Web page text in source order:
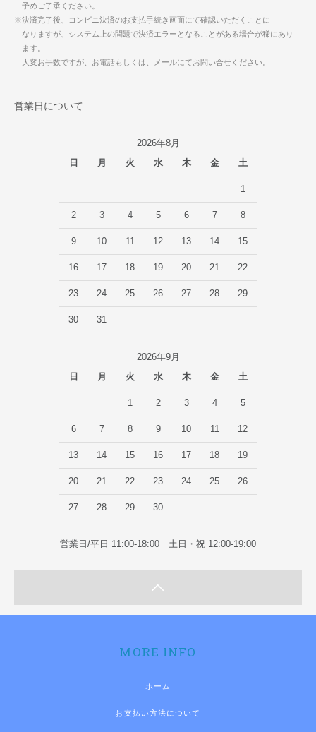
予めご了承ください。
※決済完了後、コンビニ決済のお支払手続き画面にて確認いただくことに
なりますが、システム上の問題で決済エラーとなることがある場合が稀にあり
ます。
大変お手数ですが、お電話もしくは、メールにてお問い合せください。
営業日について
2026年8月
日
月 火 水 木 金 土
1
2 3 4 5 6 7 8
9 10 11 12 13 14 15
16 17 18 19 20 21 22
23 24 25 26 27 28 29
30 31
2026年9月
日
月 火 水 木 金 土
1 2 3 4 5
6 7 8 9 10 11 12
13 14 15 16 17 18 19
20 21 22 23 24 25 26
27 28 29 30
営業日/平日 11:00-18:00 土日・祝 12:00-19:00
MORE INFO
ホーム
お支払い方法について